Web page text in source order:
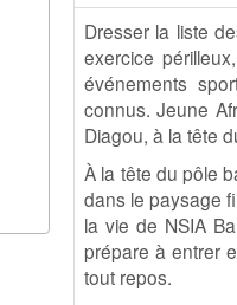
Dresser la liste
exercice
événements
connus. Jeune
Diagou, à la tête
À la tête du pôle
dans le paysage
la vie de NSIA
prépare à entrer
tout repos.